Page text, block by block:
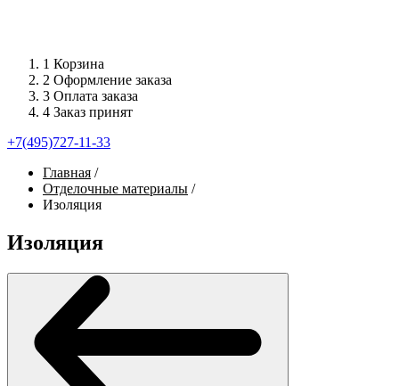
1 Корзина
2 Оформление заказа
3 Оплата заказа
4 Заказ принят
+7(495)727-11-33
Главная /
Отделочные материалы /
Изоляция
Изоляция